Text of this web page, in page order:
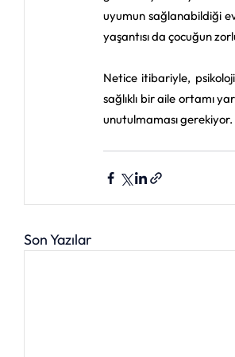
uyumun sağlanabildiği
yaşantısı da çocuğun
Netice itibariyle,
sağlıklı bir aile ortamı
unutulmaması gerekiyor.
Son Yazılar